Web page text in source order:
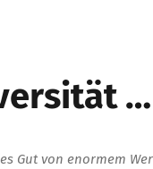
…
Gut von enormem